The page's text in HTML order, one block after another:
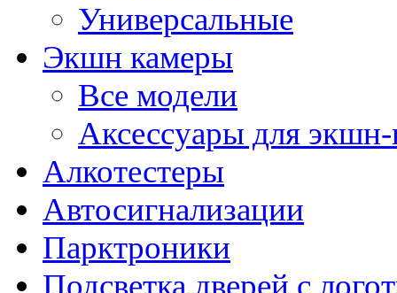
Универсальные
Экшн камеры
Все модели
Аксессуары для
Алкотестеры
Автосигнализации
Парктроники
Подсветка дверей с